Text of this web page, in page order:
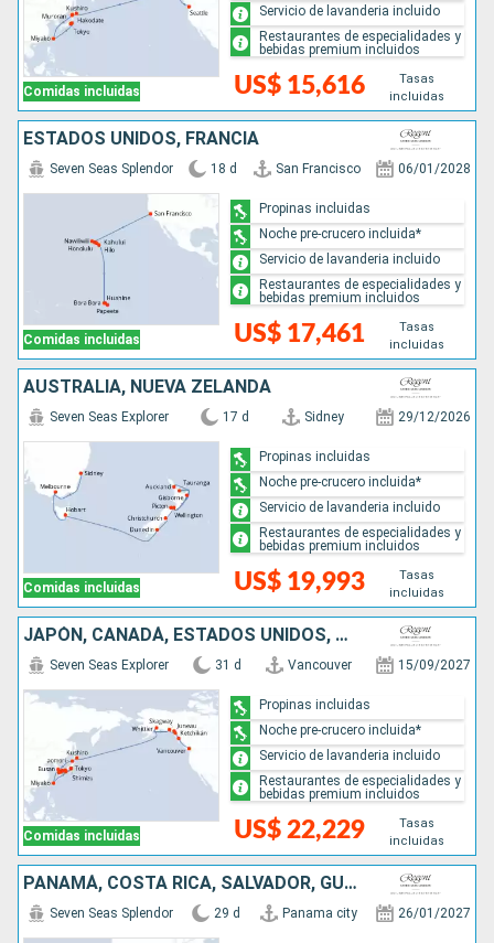
Comidas incluidas US$ 15,616
Tasas
incluidas
Servicio de lavanderia incluido
Restaurantes de especialidades y
bebidas premium incluidos
ESTADOS UNIDOS, FRANCIA
Comidas incluidas
Seven Seas Splendor 18 d San Francisco 06/01/2028
US$ 17,461
Tasas
incluidas
Propinas incluidas
Noche pre-crucero incluida*
Servicio de lavanderia incluido
Restaurantes de especialidades y
bebidas premium incluidos
AUSTRALIA, NUEVA ZELANDA
Comidas incluidas
Seven Seas Explorer 17 d Sidney 29/12/2026
US$ 19,993
Tasas
incluidas
Propinas incluidas
Noche pre-crucero incluida*
Servicio de lavanderia incluido
Restaurantes de especialidades y
bebidas premium incluidos
JAPÓN, CANADÁ, ESTADOS UNIDOS, COREA DEL SUR
Comidas incluidas
Seven Seas Explorer 31 d Vancouver 15/09/2027
US$ 22,229
Tasas
incluidas
Propinas incluidas
Noche pre-crucero incluida*
Servicio de lavanderia incluido
Restaurantes de especialidades y
bebidas premium incluidos
PANAMÁ, COSTA RICA, SALVADOR, GUATEMALA, MÉXICO, ESTADOS UNIDOS, FRANCIA
Seven Seas Splendor 29 d Panama city 26/01/2027